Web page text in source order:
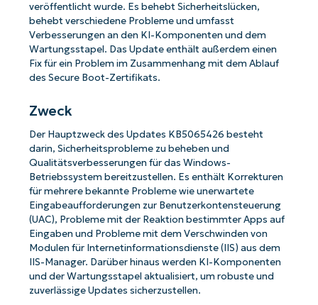
veröffentlicht wurde. Es behebt Sicherheitslücken,
behebt verschiedene Probleme und umfasst
Verbesserungen an den KI-Komponenten und dem
Wartungsstapel. Das Update enthält außerdem einen
Fix für ein Problem im Zusammenhang mit dem Ablauf
des Secure Boot-Zertifikats.
Zweck
Der Hauptzweck des Updates KB5065426 besteht
darin, Sicherheitsprobleme zu beheben und
Qualitätsverbesserungen für das Windows-
Betriebssystem bereitzustellen. Es enthält Korrekturen
für mehrere bekannte Probleme wie unerwartete
Eingabeaufforderungen zur Benutzerkontensteuerung
(UAC), Probleme mit der Reaktion bestimmter Apps auf
Eingaben und Probleme mit dem Verschwinden von
Modulen für Internetinformationsdienste (IIS) aus dem
IIS-Manager. Darüber hinaus werden KI-Komponenten
und der Wartungsstapel aktualisiert, um robuste und
zuverlässige Updates sicherzustellen.